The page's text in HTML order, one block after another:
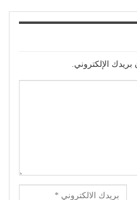
الإلكتروني.